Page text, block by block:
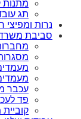
מתנות
תג
נרות ומפיצי
סביבת
עכבר
פד